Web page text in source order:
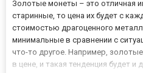
Золотые монеты – это отличная
старинные, то цена их будет с
стоимостью драгоценного
минимальные в сравнении с
что-то другое. Например,
в цене, и такая тенденция будет